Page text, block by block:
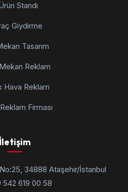
Standı
Giydirme
Tasarım
Reklam
Hava Reklam
Firması
İletişim
34888 Ataşehir/İstanbul
542 619 00 58